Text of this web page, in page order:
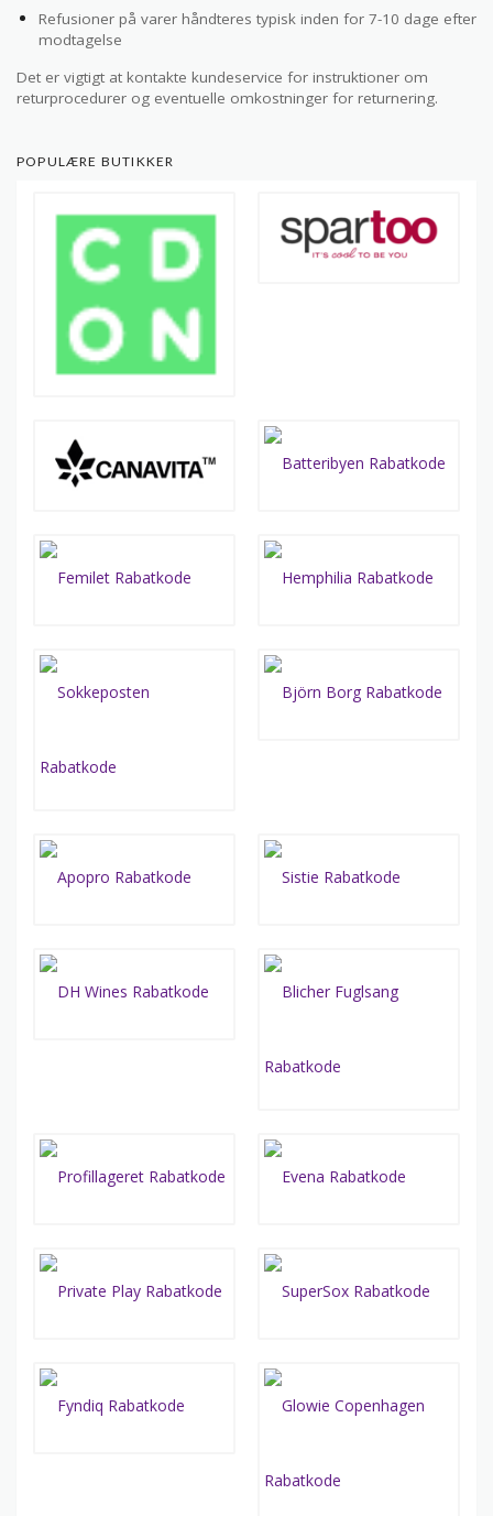
Refusioner på varer håndteres typisk inden for 7-10 dage efter
modtagelse
Det er vigtigt at kontakte kundeservice for instruktioner om
returprocedurer og eventuelle omkostninger for returnering.
POPULÆRE BUTIKKER